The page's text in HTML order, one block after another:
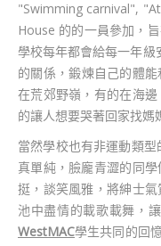
"Swimming carnival",
House 的的一員參加，
學校每年都會給每一年
的關係，鍛煉自己的體
在荒郊野嶺，有的在海
的讓人想要哭著回家找媽
當然學校也有非運動類
真單純，臉龐青澀的同
挺，談笑風雅，將紳士
池中盡情的載歌載舞，
WestMAC學生共同的回